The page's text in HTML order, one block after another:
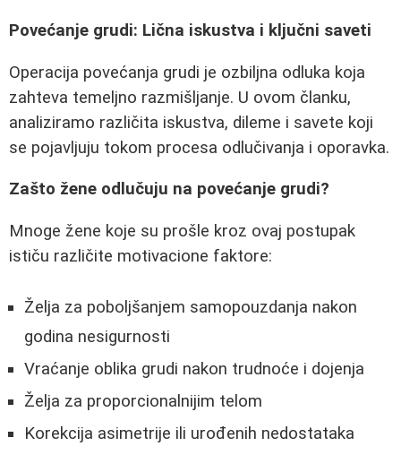
Povećanje grudi: Lična iskustva i ključni saveti
Operacija povećanja grudi je ozbiljna odluka koja
zahteva temeljno razmišljanje. U ovom članku,
analiziramo različita iskustva, dileme i savete koji
se pojavljuju tokom procesa odlučivanja i oporavka.
Zašto žene odlučuju na povećanje grudi?
Mnoge žene koje su prošle kroz ovaj postupak
ističu različite motivacione faktore:
Želja za poboljšanjem samopouzdanja nakon
godina nesigurnosti
Vraćanje oblika grudi nakon trudnoće i dojenja
Želja za proporcionalnijim telom
Korekcija asimetrije ili urođenih nedostataka